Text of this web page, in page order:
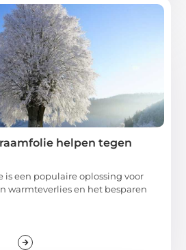
helpen tegen
is een populaire oplossing voor
warmteverlies en het besparen